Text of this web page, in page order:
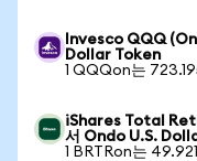
Invesco QQQ
Dollar Token
1 QQQon는
iShares Total
서 Ondo U.S.
1 BRTRon는